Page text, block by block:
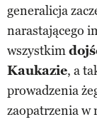
generalicja
narastającego
wszystkim
Kaukazie, a
prowadzenia
zaopatrzenia w